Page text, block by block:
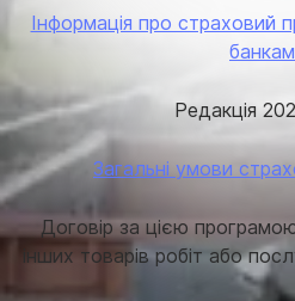
Інформація про страховий
Редакція
Загальні умови
Договір за цією
інших товарів робіт або